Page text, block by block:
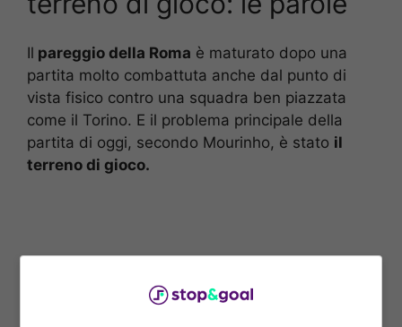
Il pareggio della Roma è maturato dopo una
partita molto combattuta anche dal punto di
vista fisico contro una squadra ben piazzata
come il Torino. E il problema principale della
partita di oggi, secondo Mourinho, è stato il
terreno di gioco.